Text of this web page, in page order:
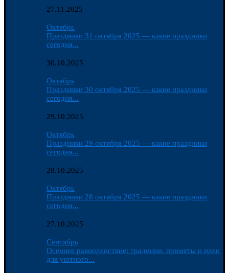
27.11.2025
Октябрь
Праздники 31 октября 2025 — какие праздники
сегодня...
30.10.2025
Октябрь
Праздники 30 октября 2025 — какие праздники
сегодня...
29.10.2025
Октябрь
Праздники 29 октября 2025 — какие праздники
сегодня...
28.10.2025
Октябрь
Праздники 28 октября 2025 — какие праздники
сегодня...
27.10.2025
Сентябрь
Осеннее равноденствие: традиции, приметы и идеи
для уютного...